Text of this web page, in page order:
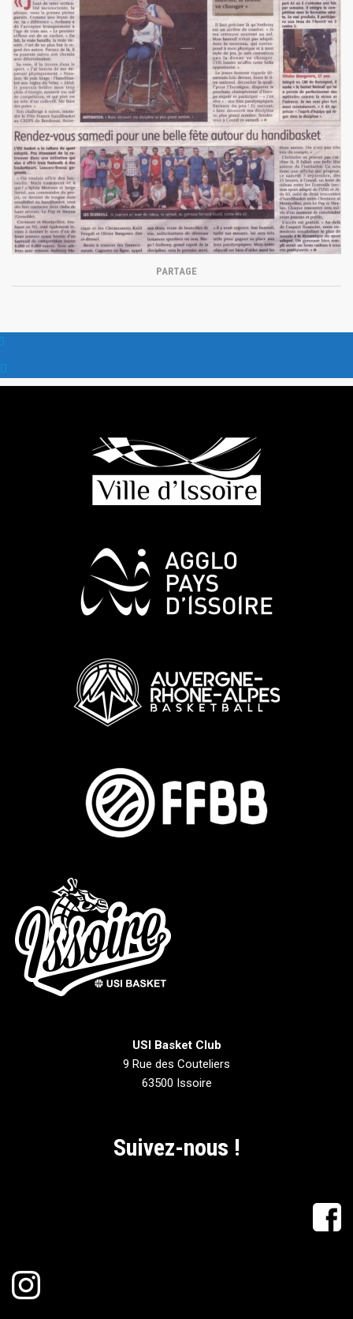
PARTAGE
USI Basket Club
9 Rue des Couteliers
63500 Issoire
Suivez-nous !